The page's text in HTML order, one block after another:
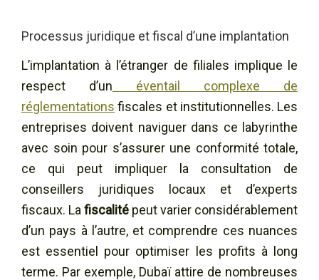
Processus juridique et fiscal d’une implantation
L’implantation à l’étranger de filiales implique le
respect d’un éventail complexe de
réglementations fiscales et institutionnelles. Les
entreprises doivent naviguer dans ce labyrinthe
avec soin pour s’assurer une conformité totale,
ce qui peut impliquer la consultation de
conseillers juridiques locaux et d’experts
fiscaux. La fiscalité peut varier considérablement
d’un pays à l’autre, et comprendre ces nuances
est essentiel pour optimiser les profits à long
terme. Par exemple, Dubaï attire de nombreuses